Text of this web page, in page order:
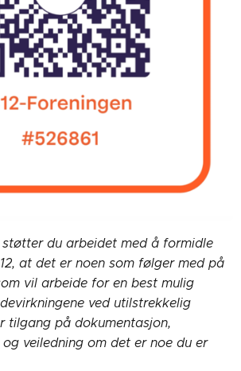
støtter du arbeidet med å formidle
at det er noen som følger med på
vil arbeide for en best mulig
ved utilstrekkelig
tilgang på dokumentasjon,
veiledning om det er noe du er